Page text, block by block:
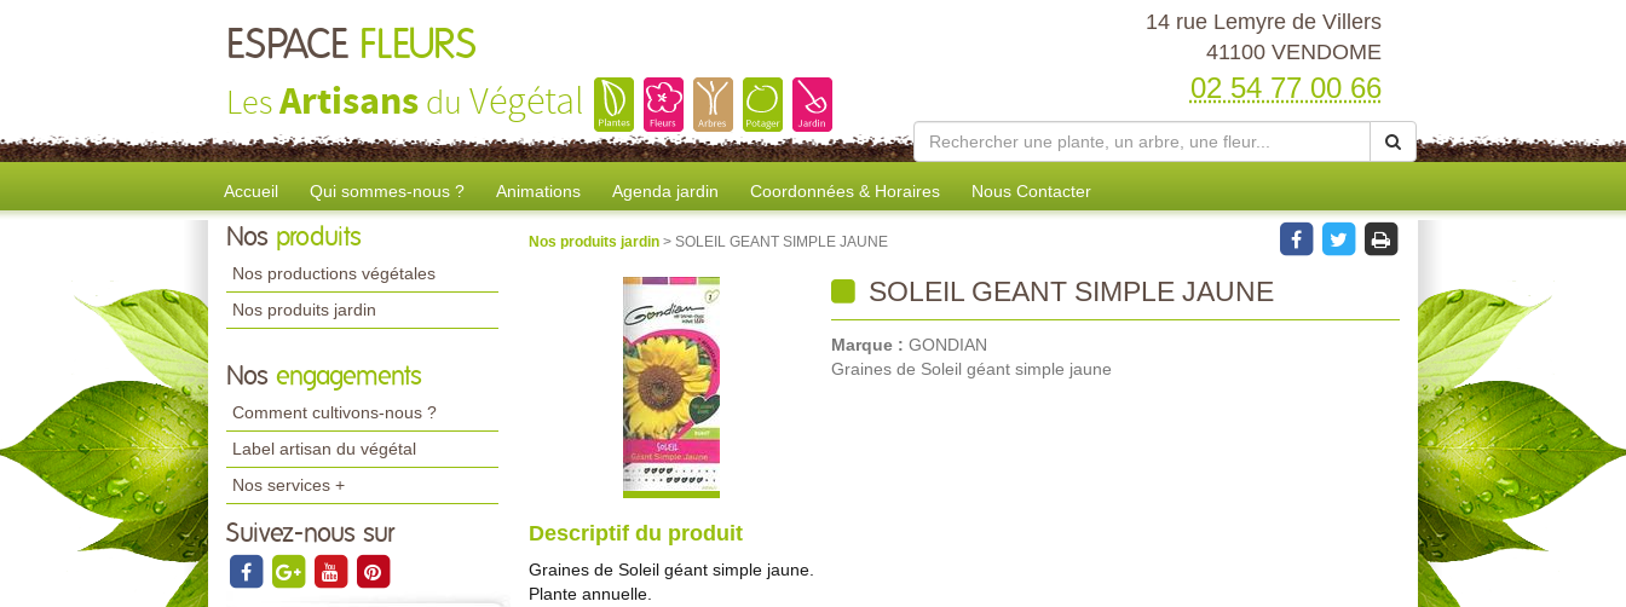
ESPACE FLEURS
LesArtisans du Végétal
14 rue Lemyre de Villers
41100 VENDOME
02 54 77 00 66
Accueil Qui sommes-nous ? Animations Agenda jardin Coordonnées & Horaires Nous Contacter
Nos produits
Nos productions végétales
Nos produits jardin
Nos engagements
Comment cultivons-nous ?
Label artisan du végétal
Nos services +
Suivez-nous sur
Nos produits jardin > SOLEIL GEANT SIMPLE JAUNE
SOLEIL GEANT SIMPLE JAUNE
Marque : GONDIAN
Graines de Soleil géant simple jaune
Descriptif du produit
Graines de Soleil géant simple jaune.
Plante annuelle.